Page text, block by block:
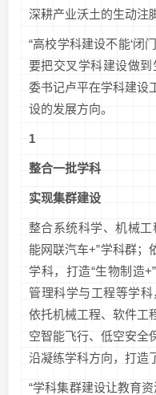
深耕产业沃土的生动注
“高校学科建设不能‘闭
要把交叉学科建设做到
委书记卢平在学科建设
设的发展方向。
1
整合一批学科
实现集群建设
整合系统科学、机械
能网联汽车+”学科群；
学科，打造“生物制造
管理科学与工程等学科
依托机械工程、软件工
空智能飞行、低空安全
沿凝练学科方向，打造
“学科集群建设让教育资